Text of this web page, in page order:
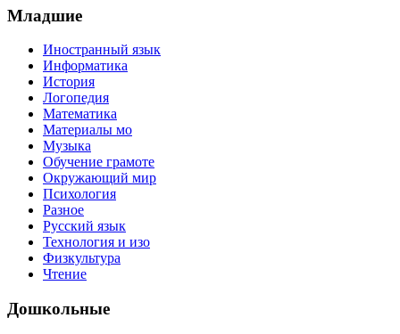
Младшие
Иностранный язык
Информатика
История
Логопедия
Математика
Материалы мо
Музыка
Обучение грамоте
Окружающий мир
Психология
Разное
Русский язык
Технология и изо
Физкультура
Чтение
Дошкольные